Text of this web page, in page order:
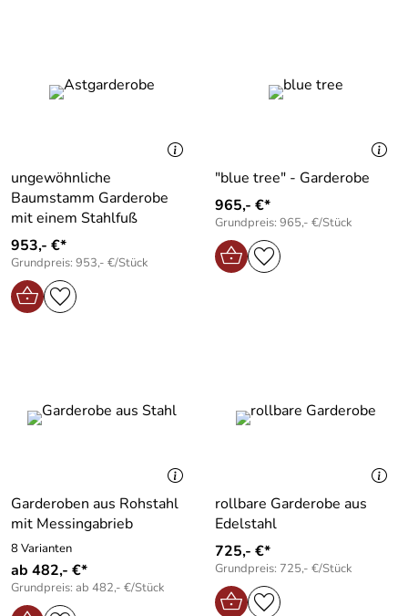
ungewöhnliche
Baumstamm Garderobe
mit einem Stahlfuß
953,- €*
Grundpreis: 953,- €/Stück
"blue tree" - Garderobe
965,- €*
Grundpreis: 965,- €/Stück
Garderoben aus Rohstahl
mit Messingabrieb
8 Varianten
ab 482,- €*
Grundpreis: ab 482,- €/Stück
rollbare Garderobe aus
Edelstahl
725,- €*
Grundpreis: 725,- €/Stück